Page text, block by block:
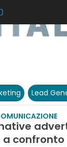
Lead
confronto